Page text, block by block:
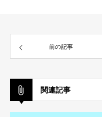
前の記事
関連記事